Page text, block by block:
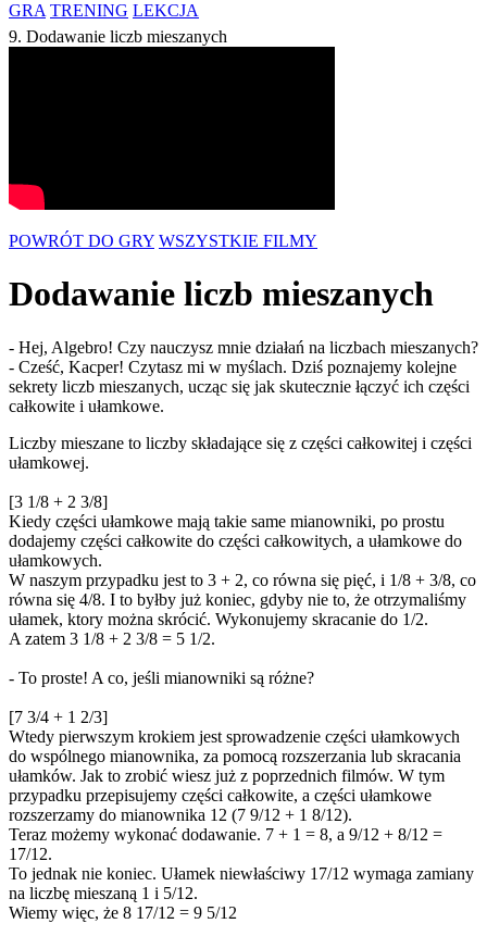
GRA TRENING LEKCJA
9. Dodawanie liczb mieszanych
POWRÓT DO GRY WSZYSTKIE FILMY
Dodawanie liczb mieszanych
- Hej, Algebro! Czy nauczysz mnie działań na liczbach mieszanych?
- Cześć, Kacper! Czytasz mi w myślach. Dziś poznajemy kolejne
sekrety liczb mieszanych, ucząc się jak skutecznie łączyć ich części
całkowite i ułamkowe.
Liczby mieszane to liczby składające się z części całkowitej i części
ułamkowej.
[3 1/8 + 2 3/8]
Kiedy części ułamkowe mają takie same mianowniki, po prostu
dodajemy części całkowite do części całkowitych, a ułamkowe do
ułamkowych.
W naszym przypadku jest to 3 + 2, co równa się pięć, i 1/8 + 3/8, co
równa się 4/8. I to byłby już koniec, gdyby nie to, że otrzymaliśmy
ułamek, ktory można skrócić. Wykonujemy skracanie do 1/2.
A zatem 3 1/8 + 2 3/8 = 5 1/2.
- To proste! A co, jeśli mianowniki są różne?
[7 3/4 + 1 2/3]
Wtedy pierwszym krokiem jest sprowadzenie części ułamkowych
do wspólnego mianownika, za pomocą rozszerzania lub skracania
ułamków. Jak to zrobić wiesz już z poprzednich filmów. W tym
przypadku przepisujemy części całkowite, a części ułamkowe
rozszerzamy do mianownika 12 (7 9/12 + 1 8/12).
Teraz możemy wykonać dodawanie. 7 + 1 = 8, a 9/12 + 8/12 =
17/12.
To jednak nie koniec. Ułamek niewłaściwy 17/12 wymaga zamiany
na liczbę mieszaną 1 i 5/12.
Wiemy więc, że 8 17/12 = 9 5/12